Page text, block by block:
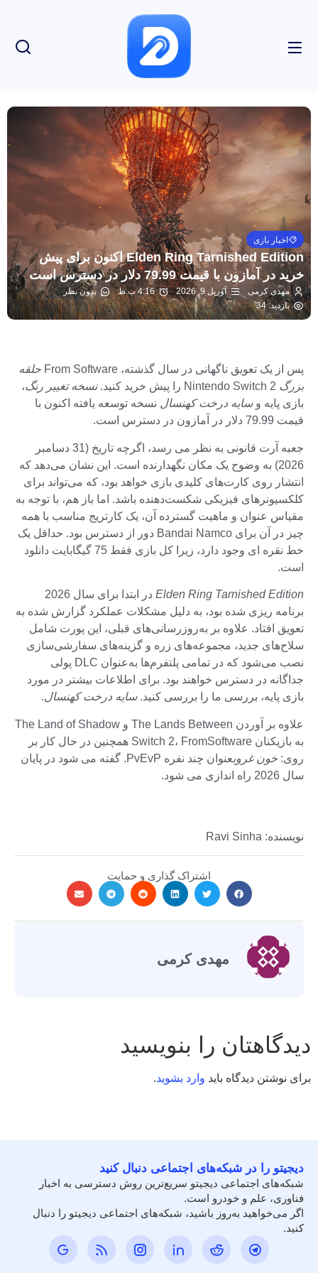
اخبار بازی
Elden Ring Tarnished Edition اکنون برای پیش
خرید در آمازون با قیمت 79.99 دلار در دسترس است
مهدی کرمی آوریل 9, 2026 4:16 ب.ظ
بدون نظر
بازدید: 34
پس از یک تعویق ناگهانی در سال گذشته، From Software
حلقه
بزرگ
نسخه تغییر رنگ،
بازی پایه وسایه درخت کهنسال نسخه توسعه یافته اکنون با
قیمت 79.99 دلار در آمازون در دسترس است.
جعبه آرت قانونی به نظر می رسد، اگرچه تاریخ (31 دسامبر
2026) به وضوح یک مکان نگهدارنده است. این نشان می‌دهد که
انتشار روی کارت‌های کلیدی بازی خواهد بود، که می‌تواند برای
کلکسیونرهای فیزیکی شکست‌دهنده باشد. اما باز هم، با توجه به
مقیاس عنوان و ماهیت گسترده آن، یک کارتریج مناسب با همه
چیز در آن برای Bandai Namco دور از دسترس بود. حداقل یک
خط نقره ای وجود دارد، زیرا کل بازی فقط 75 گیگابایت دانلود
است.
Elden Ring Tarnished Edition
در ابتدا برای سال 2026
برنامه ریزی شده بود، به دلیل مشکلات عملکرد گزارش شده به
تعویق افتاد. علاوه بر به‌روزرسانی‌های قبلی، این پورت شامل
سلاح‌های جدید، مجموعه‌های زره ​​و گزینه‌های سفارشی‌سازی
نصب می‌شود که در تمامی پلتفرم‌ها به‌عنوان DLC پولی
جداگانه در دسترس خواهند بود. برای اطلاعات بیشتر در مورد
بازی پایه، بررسی ما را بررسی کنید.سایه درخت کهنسال.
علاوه بر آوردن The Lands Between و The Land of Shadow
به بازیکنان Switch 2، FromSoftware همچنین در حال کار بر
روی: خون غروب
عنوان چند نفره PvEvP. گفته می شود در پایان
سال 2026 راه اندازی می شود.
نویسنده: Ravi Sinha
اشتراک گذاری و حمایت
مهدی کرمی
دیدگاهتان را بنویسید
برای نوشتن دیدگاه باید وارد بشوید.
دیجیتو را در شبکه‌های اجتماعی دنبال کنید
شبکه‌های اجتماعی دیجیتو سریع‌ترین روش دسترسی به اخبار
فناوری، علم و خودرو است.
اگر می‌خواهید به‌روز باشید، شبکه‌های اجتماعی دیجیتو را دنبال
کنید.